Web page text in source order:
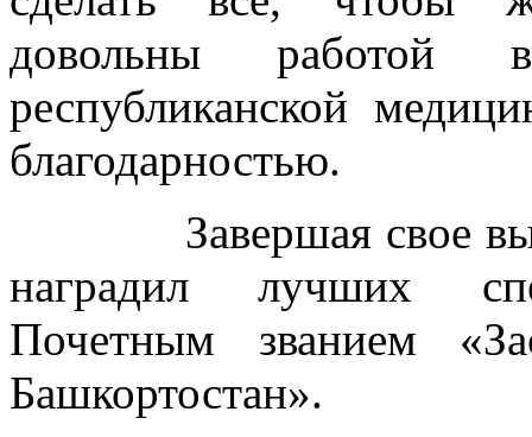
довольны
республиканской
благодарностью.
Завершая свое
наградил лучших
Почетным званием
Башкортостан».